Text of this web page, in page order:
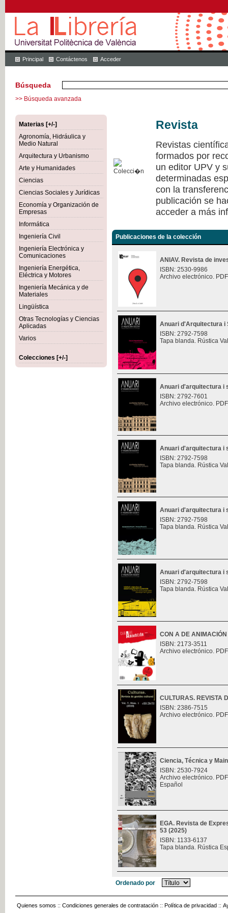
Principal Contáctenos Acceder
Búsqueda
>> Búsqueda avanzada
Materias [+/-]
Agronomía, Hidráulica y
Medio Natural
Arquitectura y Urbanismo
Arte y Humanidades
Ciencias
Ciencias Sociales y Jurídicas
Economía y Organización de
Empresas
Informática
Ingeniería Civil
Ingeniería Electrónica y
Comunicaciones
Ingeniería Energética,
Eléctrica y Motores
Ingeniería Mecánica y de
Materiales
Lingüística
Otras Tecnologías y Ciencias
Aplicadas
Varios
Colecciones [+/-]
Revista
Revistas
formados por
un editor UPV y
determinadas
con la
publicación se
acceder a más
Publicaciones de la colección
ANIAV. Revista de
ISBN: 2530-9986
Archivo electrónico.
Anuari d'Arquitectura i
ISBN: 2792-7598
Tapa blanda. Rústica
Anuari d'arquitectura i
ISBN: 2792-7601
Archivo electrónico.
Anuari d'arquitectura i
ISBN: 2792-7598
Tapa blanda. Rústica
Anuari d'arquitectura i
ISBN: 2792-7598
Tapa blanda. Rústica
Anuari d'arquitectura i
ISBN: 2792-7598
Tapa blanda. Rústica
CON A DE ANIMACIÓN
ISBN: 2173-3511
Archivo electrónico.
CULTURAS. REVISTA
ISBN: 2386-7515
Archivo electrónico.
Ciencia, Técnica y
ISBN: 2530-7924
Archivo electrónico.
Español
EGA. Revista de
53 (2025)
ISBN: 1133-6137
Tapa blanda. Rústica
Ordenado por
Quienes somos :: Condiciones generales de contratación :: Política de privacidad ::